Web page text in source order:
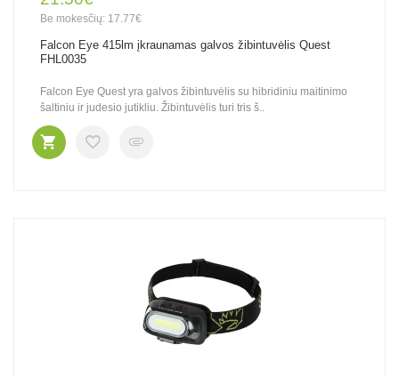
Be mokesčių: 17.77€
Falcon Eye 415lm įkraunamas galvos žibintuvėlis Quest
FHL0035
Falcon Eye Quest yra galvos žibintuvėlis su hibridiniu maitinimo
šaltiniu ir judesio jutikliu. Žibintuvėlis turi tris š..